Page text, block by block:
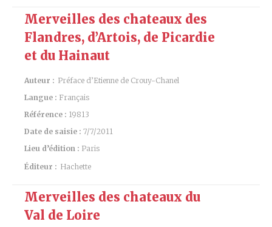
Merveilles des chateaux des
Flandres, d’Artois, de Picardie
et du Hainaut
Auteur : Préface d’Etienne de Crouy-Chanel
Langue : Français
Référence : 19813
Date de saisie : 7/7/2011
Lieu d’édition : Paris
Éditeur : Hachette
Merveilles des chateaux du
Val de Loire